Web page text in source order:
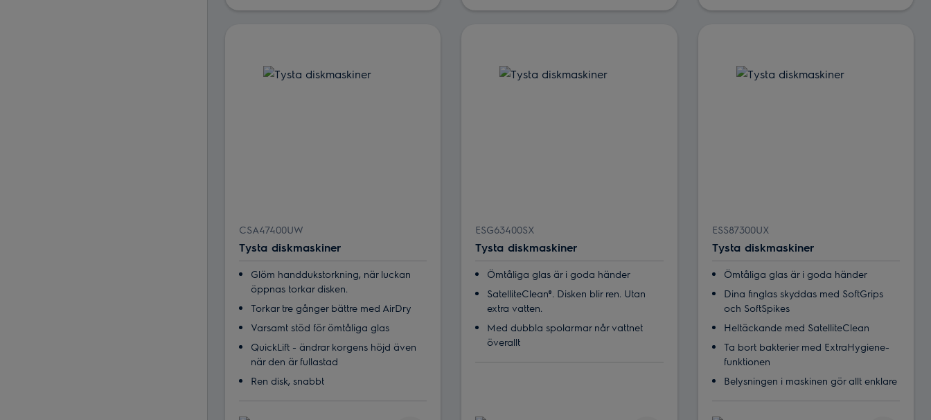
CSA47400UW
Tysta diskmaskiner
Glöm handdukstorkning, när luckan
öppnas torkar disken.
Torkar tre gånger bättre med AirDry
Varsamt stöd för ömtåliga glas
QuickLift - ändrar korgens höjd även
när den är fullastad
Ren disk, snabbt
ESG63400SX
Tysta diskmaskiner
Ömtåliga glas är i goda händer
SatelliteClean®. Disken blir ren. Utan
extra vatten.
Med dubbla spolarmar når vattnet
överallt
ESS87300UX
Tysta diskmaskiner
Ömtåliga glas är i goda händer
Dina finglas skyddas med SoftGrips
och SoftSpikes
Heltäckande med SatelliteClean
Ta bort bakterier med ExtraHygiene-
funktionen
Belysningen i maskinen gör allt enklare